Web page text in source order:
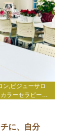
ン,ビジューサロ
ラーセラピー講
に、自分